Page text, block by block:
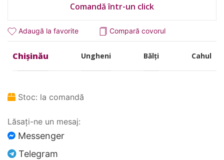
Comandă într-un click
Adaugă la favorite Compară covorul
Chișinău Ungheni Bălți Cahul
Stoc: la comandă
Lăsați-ne un mesaj:
Messenger
Telegram